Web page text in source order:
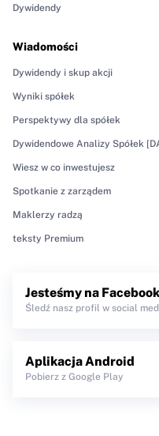
Dywidendy
Wiadomości
Dywidendy i skup akcji
Wyniki spółek
Perspektywy dla spółek
Dywidendowe Analizy Spółek
Wiesz w co inwestujesz
Spotkanie z zarządem
Maklerzy radzą
teksty Premium
Jesteśmy na Facebook
Śledź nasz profil w social
Aplikacja Android
Pobierz z Google Play